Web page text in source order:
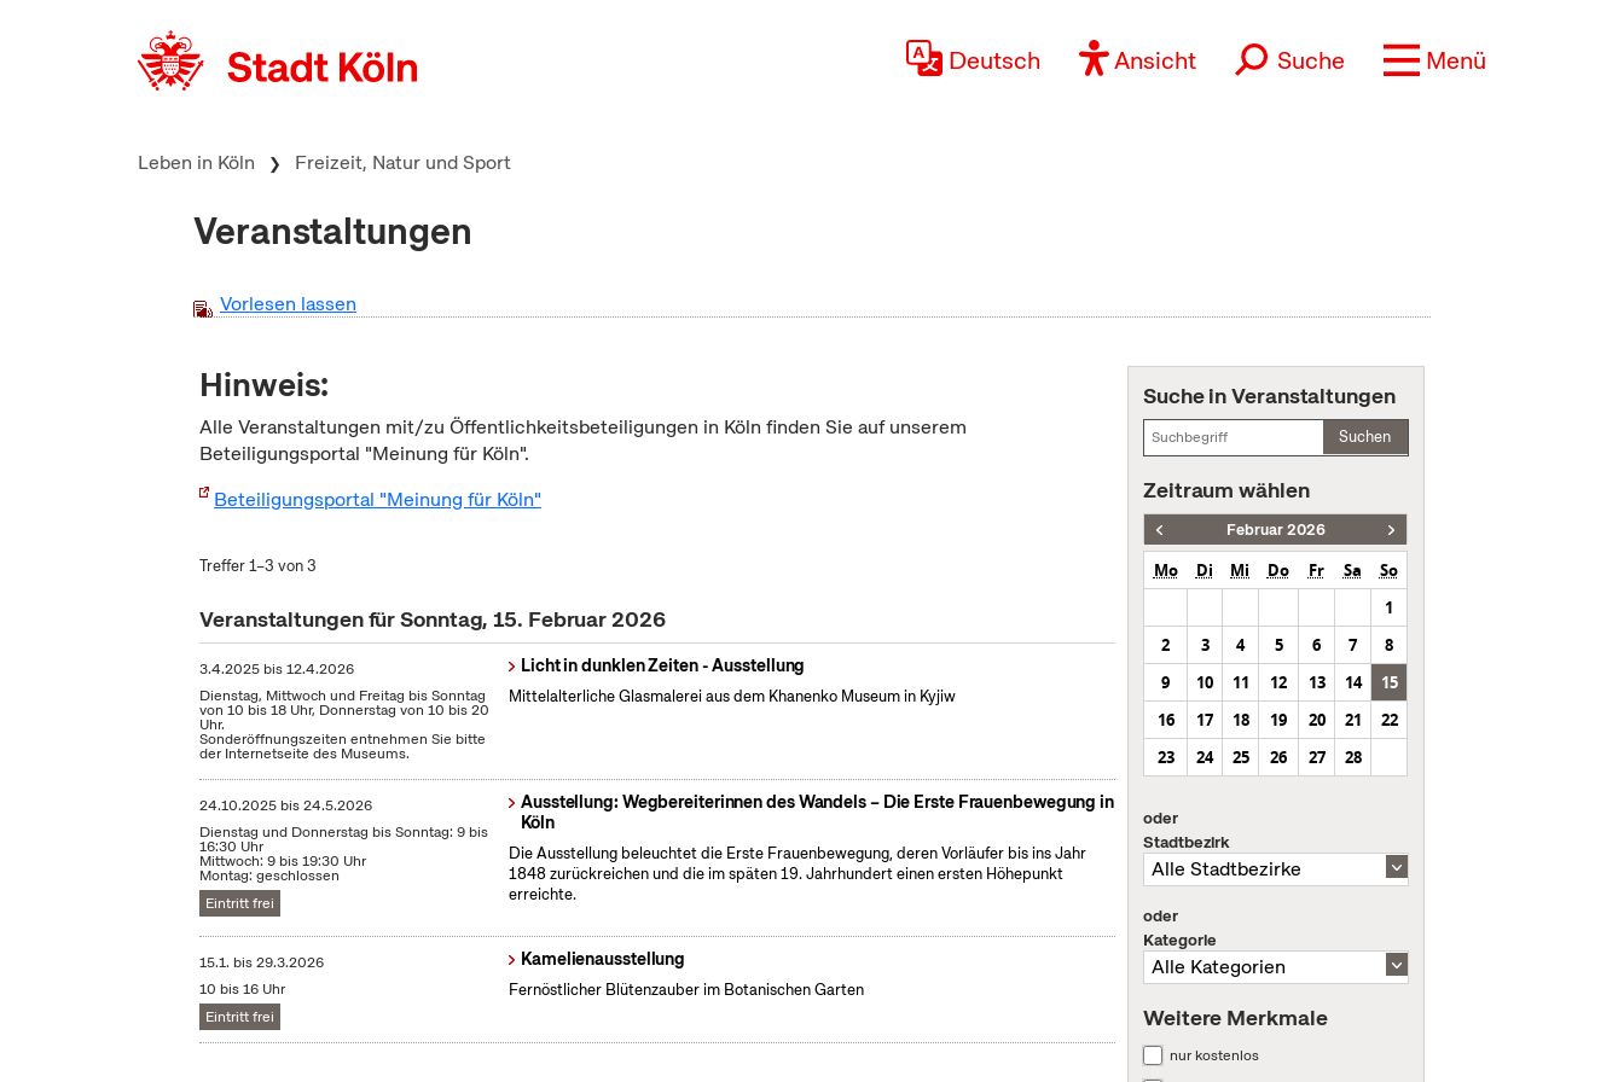
Deutsch Ansicht Suche Menü
Leben in Köln Freizeit, Natur und Sport
Veranstaltungen
Vorlesen lassen
Hinweis:
Alle Veranstaltungen mit/zu Öffentlichkeitsbeteiligungen in Köln finden Sie auf unserem
Beteiligungsportal "Meinung für Köln".
Beteiligungsportal "Meinung für Köln"
Treffer 1–3 von 3
Veranstaltungen für Sonntag, 15. Februar 2026
3.4.2025 bis12.4.2026
Dienstag, Mittwoch und Freitag bis Sonntag
von 10 bis 18 Uhr, Donnerstag von 10 bis 20
Uhr.
Sonderöffnungszeiten entnehmen Sie bitte
der Internetseite des Museums.
Licht in dunklen Zeiten - Ausstellung
Mittelalterliche Glasmalerei aus dem Khanenko Museum in Kyjiw
24.10.2025 bis24.5.2026
Dienstag und Donnerstag bis Sonntag: 9 bis
16:30 Uhr
Mittwoch: 9 bis 19:30 Uhr
Montag: geschlossen
Eintritt frei
Ausstellung: Wegbereiterinnen des Wandels – Die Erste Frauenbewegung in
Köln
Die Ausstellung beleuchtet die Erste Frauenbewegung, deren Vorläufer bis ins Jahr
1848 zurückreichen und die im späten 19. Jahrhundert einen ersten Höhepunkt
erreichte.
15.1. bis29.3.2026
10 bis 16 Uhr
Eintritt frei
Kamelienausstellung
Fernöstlicher Blütenzauber im Botanischen Garten
Suche in Veranstaltungen
Suchen
Zeitraum wählen
Februar 2026
Mo Di Mi Do Fr Sa
So
1
2
3 4 5 6 7
8
9
10 11 12 13 14
15
16
17 18 19 20 21
22
23
24 25 26 27 28
oder
Stadtbezirk
oder
Kategorie
Weitere Merkmale
nur kostenlos